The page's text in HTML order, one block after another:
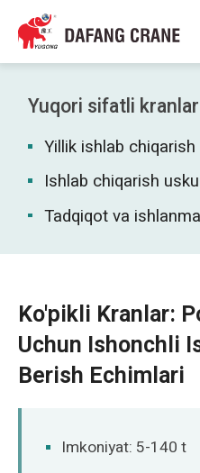
Yuqori sifatli
Yillik ishlab
Ishlab chiqarish
Tadqiqot va ishlanma
Ko'pikli Kranlar:
Uchun Ishonchli
Berish Echimlari
Imkoniyat: 5-140 t
हिन्दी
Bahasa Indonesia
Bahasa Melayu
Tiếng Việt
简体中文
বাংলা
فارسی
Pilipino
Беларуская мова
Kiswahili
Dansk
Norsk